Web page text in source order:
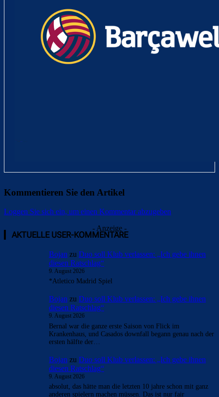
Kommentieren Sie den Artikel
Loggen Sie sich ein, um einen Kommentar abzugeben
- Anzeige -
AKTUELLE USER-KOMMENTARE
Bojan zu Duo soll Klub verlassen: „Ich gebe ihnen
diesen Ratschlag“
9. August 2026
*Atletico Madrid Spiel
Bojan zu Duo soll Klub verlassen: „Ich gebe ihnen
diesen Ratschlag“
9. August 2026
Bernal war die ganze erste Saison von Flick im
Krankenhaus, und Casados downfall begann genau nach der
ersten hälfte der…
Bojan zu Duo soll Klub verlassen: „Ich gebe ihnen
diesen Ratschlag“
9. August 2026
absolut, das hätte man die letzten 10 jahre schon mit ganz
anderen spielern machen müssen. Das ist nur fair